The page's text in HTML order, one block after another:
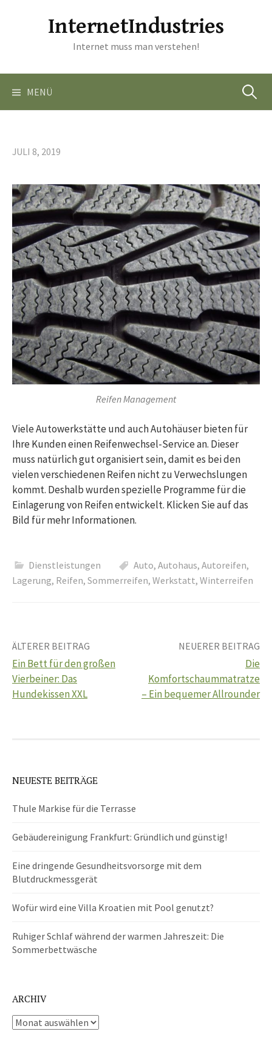
InternetIndustries
Internet muss man verstehen!
MENÜ Suchen
JULI 8, 2019
Reifen Management
Viele Autowerkstätte und auch Autohäuser bieten für
Ihre Kunden einen Reifenwechsel-Service an. Dieser
muss natürlich gut organisiert sein, damit es bei den
vielen verschiedenen Reifen nicht zu Verwechslungen
kommt. Deshalb wurden spezielle Programme für die
Einlagerung von Reifen entwickelt. Klicken Sie auf das
Bild für mehr Informationen.
Dienstleistungen Auto, Autohaus, Autoreifen,
Lagerung, Reifen, Sommerreifen, Werkstatt, Winterreifen
Beitrags-
Navigation
ÄLTERER BEITRAG
Ein Bett für den großen
Vierbeiner: Das
Hundekissen XXL
NEUERER BEITRAG
Die
Komfortschaummatratze
– Ein bequemer Allrounder
NEUESTE BEITRÄGE
Thule Markise für die Terrasse
Gebäudereinigung Frankfurt: Gründlich und günstig!
Eine dringende Gesundheitsvorsorge mit dem
Blutdruckmessgerät
Wofür wird eine Villa Kroatien mit Pool genutzt?
Ruhiger Schlaf während der warmen Jahreszeit: Die
Sommerbettwäsche
ARCHIV
Archiv